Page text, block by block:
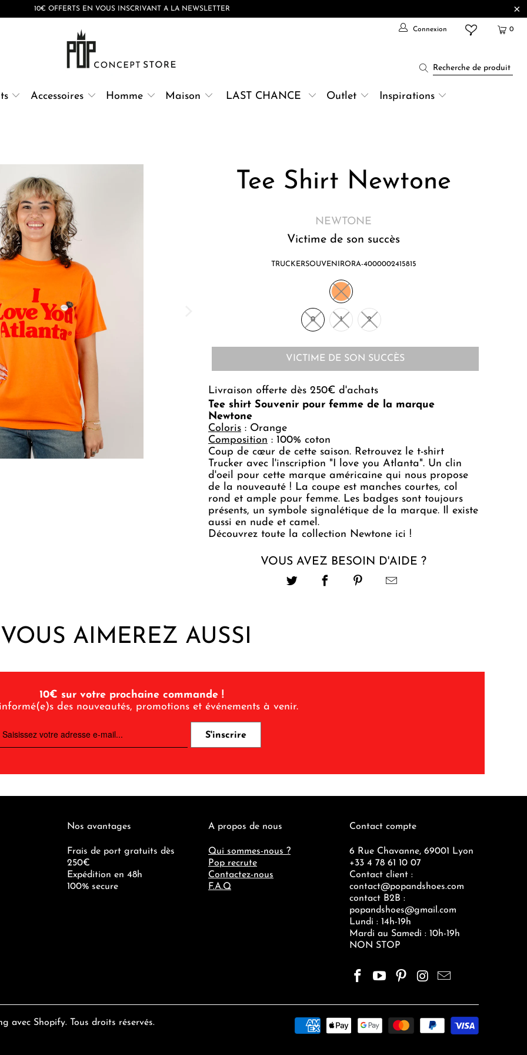
10€ OFFERTS EN VOUS INSCRIVANT A LA NEWSLETTER
Connexion 0
Accessoires Homme Maison LAST CHANCE Outlet Inspirations
Tee Shirt Newtone
NEWTONE
Victime de son succès
TRUCKERSOUVENIRORA-4000002415815
0 1 2
VICTIME DE SON SUCCÈS
Livraison offerte dès 250€ d'achats
Tee shirt Souvenir pour femme de la marque
Newtone
Coloris : Orange
Composition : 100% coton
Coup de cœur de cette saison. Retrouvez le t-shirt
Trucker avec l'inscription "I love you Atlanta". Un clin
d'oeil pour cette marque américaine qui nous propose
de la nouveauté ! La coupe est manches courtes, col
rond et ample pour femme. Les badges sont toujours
présents, un symbole signalétique de la marque. Il existe
aussi en nude et camel.
Découvrez toute la collection Newtone ici !
VOUS AVEZ BESOIN D'AIDE ?
VOUS AIMEREZ AUSSI
10€ sur votre prochaine commande !
des nouveautés, promotions et événements à venir.
Nos avantages
Frais de port gratuits dès
250€
Expédition en 48h
100% secure
A propos de nous
Qui sommes-nous ?
Pop recrute
Contactez-nous
F.A.Q
Contact compte
6 Rue Chavanne, 69001 Lyon
+33 4 78 61 10 07
Contact client :
contact@popandshoes.com
contact B2B :
popandshoes@gmail.com
Lundi : 14h-19h
Mardi au Samedi : 10h-19h
NON STOP
avec Shopify. Tous droits réservés.